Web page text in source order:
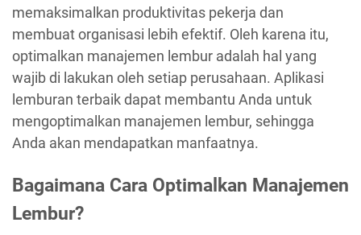
memaksimalkan produktivitas pekerja dan
membuat organisasi lebih efektif. Oleh karena itu,
optimalkan manajemen lembur adalah hal yang
wajib di lakukan oleh setiap perusahaan. Aplikasi
lemburan terbaik dapat membantu Anda untuk
mengoptimalkan manajemen lembur, sehingga
Anda akan mendapatkan manfaatnya.
Bagaimana Cara Optimalkan Manajemen
Lembur?